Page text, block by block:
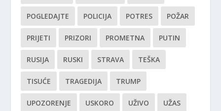
POGLEDAJTE POLICIJA POTRES POŽAR
PRIJETI PRIZORI PROMETNA PUTIN
RUSIJA RUSKI STRAVA TEŠKA
TISUĆE TRAGEDIJA TRUMP
UPOZORENJE USKORO UŽIVO UŽAS